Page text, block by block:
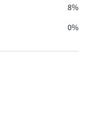
8%
0%